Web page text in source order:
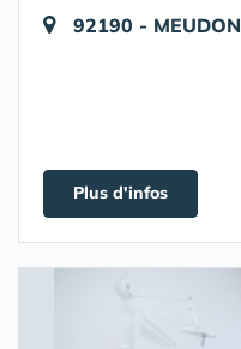
92190 - MEUDON
Plus d'infos